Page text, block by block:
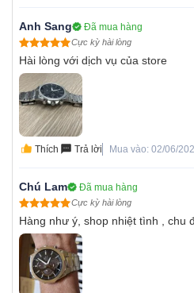
Anh Sang Đã mua hàng
Cực kỳ hài lòng
Hài lòng với dịch vụ của store
Thích Trả lời Mua vào: 02/06/
Chú Lam Đã mua hàng
Cực kỳ hài lòng
Hàng như ý, shop nhiệt tình , chu